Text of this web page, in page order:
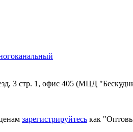
3 стр. 1, офис 405 (МЦД
зарегистрируйтесь как